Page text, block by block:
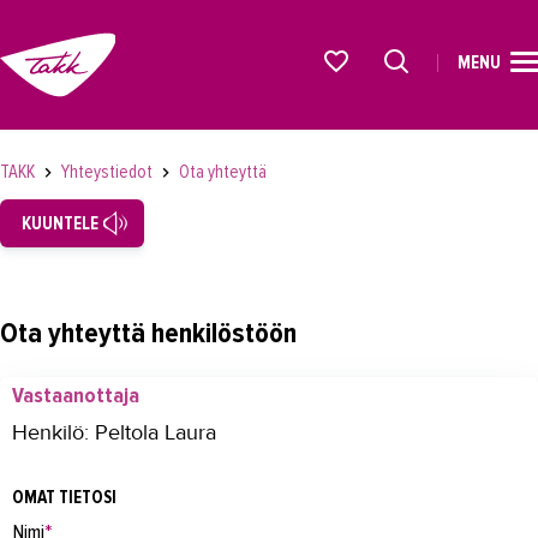
OPISKELIJAKSI
YRITYKSILLE
OMA TAKK
MENU
TAKK Yhteystiedot Ota yhteyttä
KUUNTELE
Ota yhteyttä henkilöstöön
Vastaanottaja
Henkilö: Peltola Laura
OMAT TIETOSI
Nimi*